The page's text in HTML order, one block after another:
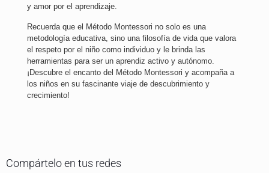
y amor por el aprendizaje.
Recuerda que el Método Montessori no solo es una
metodología educativa, sino una filosofía de vida que valora
el respeto por el niño como individuo y le brinda las
herramientas para ser un aprendiz activo y autónomo.
¡Descubre el encanto del Método Montessori y acompaña a
los niños en su fascinante viaje de descubrimiento y
crecimiento!
Compártelo en tus redes